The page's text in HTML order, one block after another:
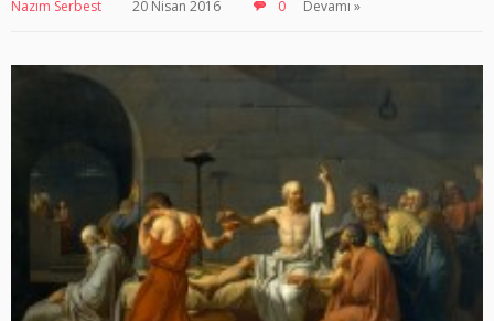
Nazım Serbest 20 Nisan 2016 0 Devamı »